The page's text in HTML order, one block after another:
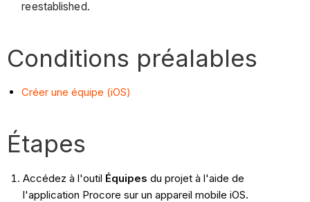
reestablished.
Conditions préalables
Créer une équipe (iOS)
Étapes
Accédez à l'outil Équipes du projet à l'aide de
l'application Procore sur un appareil mobile iOS.